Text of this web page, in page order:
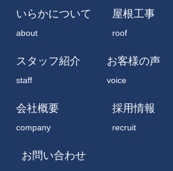
いらかについて
about
屋根工事
roof
スタッフ紹介
staff
お客様の声
voice
会社概要
company
採用情報
recruit
お問い合わせ